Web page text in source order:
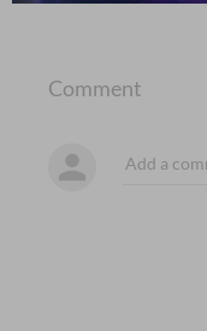
Comment